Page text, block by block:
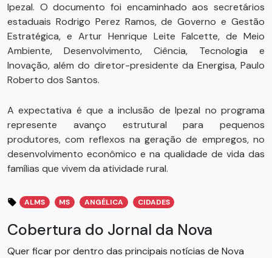
Ipezal. O documento foi encaminhado aos secretários
estaduais Rodrigo Perez Ramos, de Governo e Gestão
Estratégica, e Artur Henrique Leite Falcette, de Meio
Ambiente, Desenvolvimento, Ciência, Tecnologia e
Inovação, além do diretor-presidente da Energisa, Paulo
Roberto dos Santos.
A expectativa é que a inclusão de Ipezal no programa
represente avanço estrutural para pequenos
produtores, com reflexos na geração de empregos, no
desenvolvimento econômico e na qualidade de vida das
famílias que vivem da atividade rural.
ALMS MS ANGÉLICA CIDADES
Cobertura do Jornal da Nova
Quer ficar por dentro das principais notícias de Nova